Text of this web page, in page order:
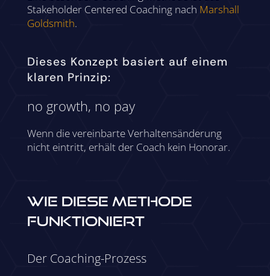
Stakeholder Centered Coaching nach Marshall
Goldsmith.
Dieses Konzept basiert auf einem
klaren Prinzip:
no growth, no pay
Wenn die vereinbarte Verhaltensänderung
nicht eintritt, erhält der Coach kein Honorar.
WIE DIESE METHODE
FUNKTIONIERT
Der Coaching-Prozess